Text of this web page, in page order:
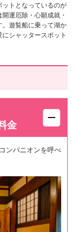
ットとなっているのが
運厄除・心願成就・
遊覧船に乗って湖か
シャッタースポット
金
ンパニオンを呼べ